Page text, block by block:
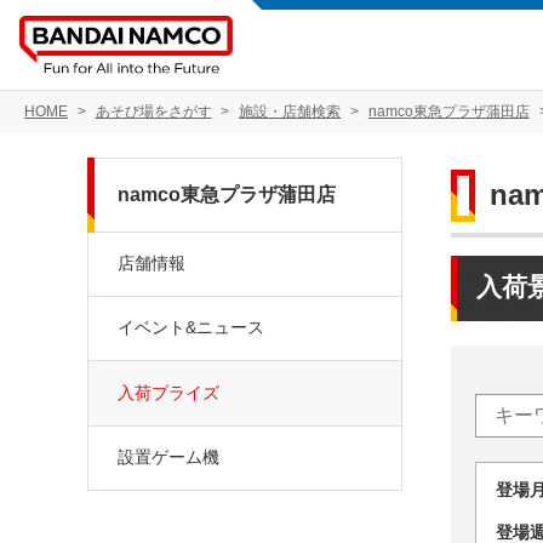
HOME あそび場をさがす 施設・店舗検索 namco東急プラザ蒲田店
入荷
登
登
namco東急プラザ蒲田店
店舗情報
イベント&ニュース
入荷プライズ
設置ゲーム機